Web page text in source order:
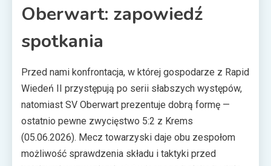
Oberwart: zapowiedź
spotkania
Przed nami konfrontacja, w której gospodarze z Rapid
Wiedeń II przystępują po serii słabszych występów,
natomiast SV Oberwart prezentuje dobrą formę —
ostatnio pewne zwycięstwo 5:2 z Krems
(05.06.2026). Mecz towarzyski daje obu zespołom
możliwość sprawdzenia składu i taktyki przed